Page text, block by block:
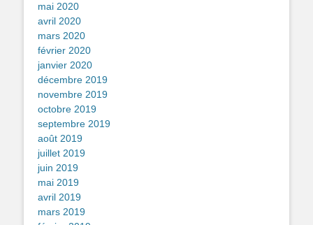
mai 2020
avril 2020
mars 2020
février 2020
janvier 2020
décembre 2019
novembre 2019
octobre 2019
septembre 2019
août 2019
juillet 2019
juin 2019
mai 2019
avril 2019
mars 2019